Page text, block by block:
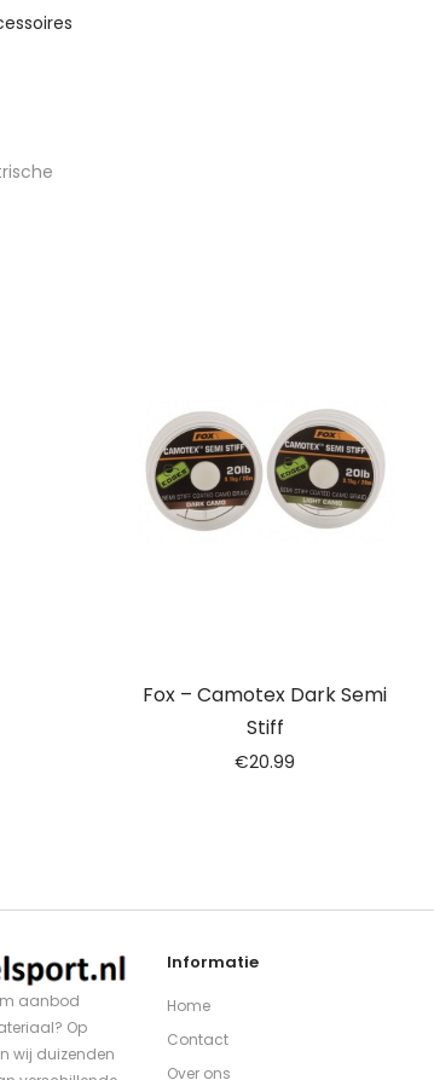
Fox – Camotex Dark Semi
Stiff
€20.99
aanbod
Op
wij duizenden
Informatie
Home
Contact
Over ons